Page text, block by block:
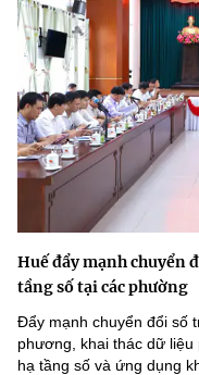
Huế đẩy mạnh chuyển
tầng số tại các phường
Đẩy mạnh chuyển đổi số
phương, khai thác dữ liệu
hạ tầng số và ứng dụng